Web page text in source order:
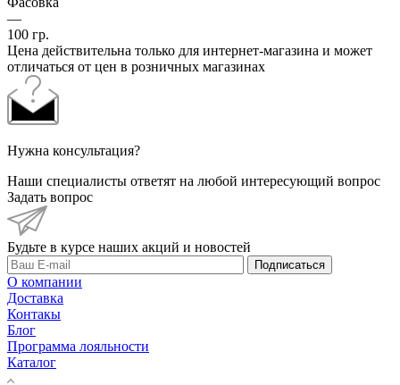
—
100 гр.
Цена действительна только для интернет-магазина и может
отличаться от цен в розничных магазинах
Нужна консультация?
Наши специалисты ответят на любой интересующий вопрос
Задать вопрос
Будьте в курсе наших акций и новостей
Подписаться
О компании
Доставка
Контакы
Блог
Программа лояльности
Каталог